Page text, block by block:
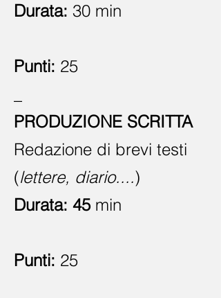
Durata: 30 min
Punti: 25
PRODUZIONE SCRITTA
Redazione di brevi testi
(lettere, diario....)
Durata: 45min
Punti: 25